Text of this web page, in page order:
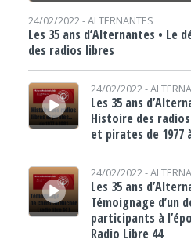
24/02/2022 -ALTERNANTES
Les 35 ans d’Alternantes • Le
des radios libres
Lecteur audio
24/02/2022 -
Les 35 ans
Histoire des
et pirates de 1977
Lecteur audio
24/02/2022 -
Les 35 ans
Témoignage d’un
participants à
Radio Libre 44